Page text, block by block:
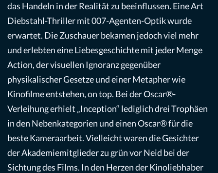
das Handeln in der Realität zu beeinflussen. Eine Art
Diebstahl-Thriller mit 007-Agenten-Optik wurde
erwartet. Die Zuschauer bekamen jedoch viel mehr
und erlebten eine Liebesgeschichte mit jeder Menge
Action, der visuellen Ignoranz gegenüber
physikalischer Gesetze und einer Metapher wie
Kinofilme entstehen, on top. Bei der Oscar®-
Verleihung erhielt „Inception“ lediglich drei Trophäen
in den Nebenkategorien und einen Oscar® für die
beste Kameraarbeit. Vielleicht waren die Gesichter
der Akademiemitglieder zu grün vor Neid bei der
Sichtung des Films. In den Herzen der Kinoliebhaber